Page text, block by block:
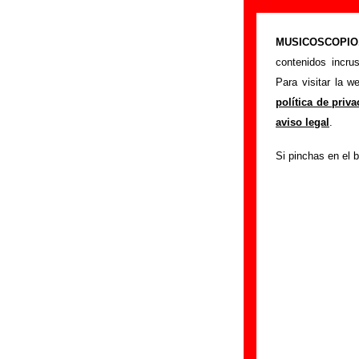
contenidos
Para visitar la
política de
aviso legal .
Si pinchas en el
The Pribata
Portada >The
Si tienes
siguiente
colaboración.
Nombre: